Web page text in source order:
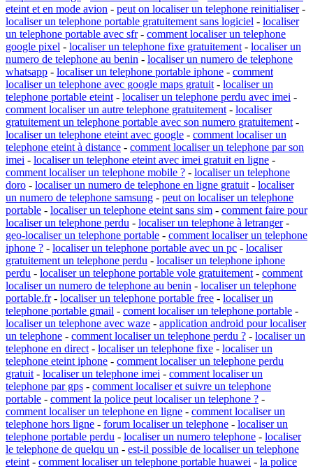
eteint et en mode avion - peut on localiser un telephone reinitialiser-
localiser un telephone portable gratuitement sans logiciel - localiser
un telephone portable avec sfr- comment localiser un telephone
google pixel - localiser un telephone fixe gratuitement - localiser un
numero de telephone au benin - localiser un numero de telephone
whatsapp - localiser un telephone portable iphone - comment
localiser un telephone avec google maps gratuit - localiser un
telephone portable eteint - localiser un telephone perdu avec imei -
comment localiser un autre telephone gratuitement - localiser
gratuitement un telephone portable avec son numero gratuitement -
localiser un telephone eteint avec google - comment localiser un
telephone eteint à distance - comment localiser un telephone par son
imei - localiser un telephone eteint avec imei gratuit en ligne -
comment localiser un telephone mobile ? - localiser un telephone
doro - localiser un numero de telephone en ligne gratuit - localiser
un numero de telephone samsung - peut on localiser un telephone
portable - localiser un telephone eteint sans sim - comment faire pour
localiser un telephone perdu - localiser un telephone à letranger-
geo-localiser un telephone portable - comment localiser un telephone
iphone ? - localiser un telephone portable avec un pc - localiser
gratuitement un telephone perdu - localiser un telephone iphone
perdu - localiser un telephone portable vole gratuitement - comment
localiser un numero de telephone au benin - localiser un telephone
portable.fr- localiser un telephone portable free - localiser un
telephone portable gmail - coment localiser un telephone portable -
localiser un telephone avec waze - application android pour localiser
un telephone - comment localiser un telephone perdu ? - localiser un
telephone en direct - localiser un telephone fixe - localiser un
telephone eteint iphone - comment localiser un telephone perdu
gratuit - localiser un telephone imei - comment localiser un
telephone par gps - comment localiser et suivre un telephone
portable - comment la police peut localiser un telephone ? -
comment localiser un telephone en ligne - comment localiser un
telephone hors ligne - forum localiser un telephone - localiser un
telephone portable perdu - localiser un numero telephone - localiser
le telephone de quelqu un - est-il possible de localiser un telephone
eteint - comment localiser un telephone portable huawei - la police